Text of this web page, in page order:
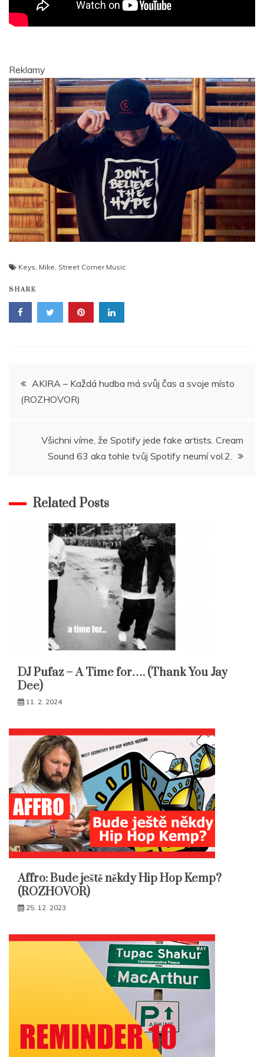
Reklamy
Keys, Mike, Street Corner Music
SHARE
Navigace
pro
příspěvek
AKIRA – Každá hudba má svůj čas a svoje místo
(ROZHOVOR)
Všichni víme, že Spotify jede fake artists. Cream
Sound 63 aka tohle tvůj Spotify neumí vol.2.
Related Posts
DJ Pufaz – A Time for…. (Thank You Jay
Dee)
11. 2. 2024
Affro: Bude ještě někdy Hip Hop Kemp?
(ROZHOVOR)
25. 12. 2023